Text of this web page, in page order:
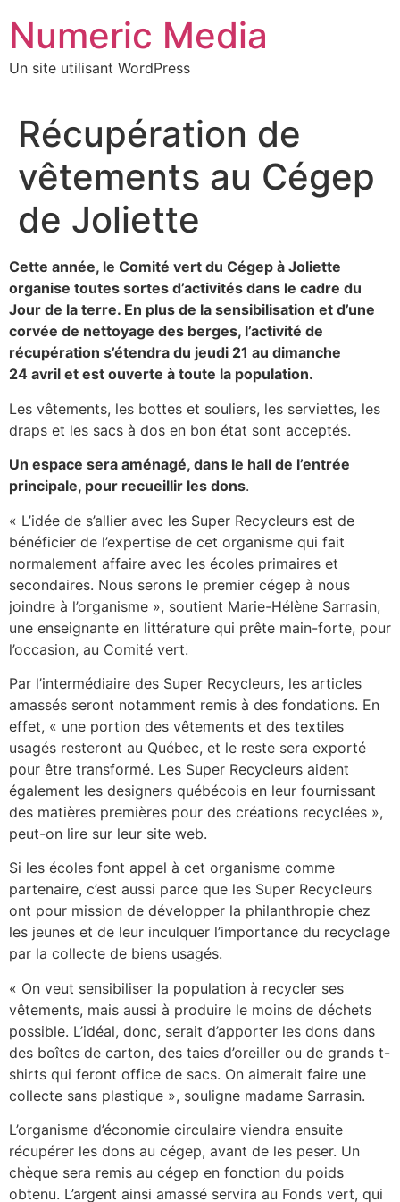
contenu
Numeric Media
Un site utilisant WordPress
Récupération de
vêtements au Cégep
de Joliette
Cette année, le Comité vert du Cégep à Joliette
organise toutes sortes d’activités dans le cadre du
Jour de la terre. En plus de la sensibilisation et d’une
corvée de nettoyage des berges, l’activité de
récupération s’étendra du jeudi 21 au dimanche
24 avril et est ouverte à toute la population.
Les vêtements, les bottes et souliers, les serviettes, les
draps et les sacs à dos en bon état sont acceptés.
Un espace sera aménagé, dans le hall de l’entrée
principale, pour recueillir les dons.
« L’idée de s’allier avec les Super Recycleurs est de
bénéficier de l’expertise de cet organisme qui fait
normalement affaire avec les écoles primaires et
secondaires. Nous serons le premier cégep à nous
joindre à l’organisme », soutient Marie-Hélène Sarrasin,
une enseignante en littérature qui prête main-forte, pour
l’occasion, au Comité vert.
Par l’intermédiaire des Super Recycleurs, les articles
amassés seront notamment remis à des fondations. En
effet, « une portion des vêtements et des textiles
usagés resteront au Québec, et le reste sera exporté
pour être transformé. Les Super Recycleurs aident
également les designers québécois en leur fournissant
des matières premières pour des créations recyclées »,
peut-on lire sur leur site web.
Si les écoles font appel à cet organisme comme
partenaire, c’est aussi parce que les Super Recycleurs
ont pour mission de développer la philanthropie chez
les jeunes et de leur inculquer l’importance du recyclage
par la collecte de biens usagés.
« On veut sensibiliser la population à recycler ses
vêtements, mais aussi à produire le moins de déchets
possible. L’idéal, donc, serait d’apporter les dons dans
des boîtes de carton, des taies d’oreiller ou de grands t-
shirts qui feront office de sacs. On aimerait faire une
collecte sans plastique », souligne madame Sarrasin.
L’organisme d’économie circulaire viendra ensuite
récupérer les dons au cégep, avant de les peser. Un
chèque sera remis au cégep en fonction du poids
obtenu. L’argent ainsi amassé servira au Fonds vert, qui